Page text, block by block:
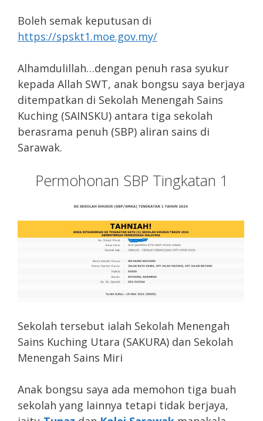
Boleh semak keputusan di
https://spskt1.moe.gov.my/
Alhamdulillah…dengan penuh rasa syukur
kepada Allah SWT, anak bongsu saya berjaya
ditempatkan di Sekolah Menengah Sains
Kuching (SAINSKU) antara tiga sekolah
berasrama penuh (SBP) aliran sains di
Sarawak.
Permohonan SBP Tingkatan 1
Sekolah tersebut ialah Sekolah Menengah
Sains Kuching Utara (SAKURA) dan Sekolah
Menengah Sains Miri
Anak bongsu saya ada memohon tiga buah
sekolah yang lainnya tetapi tidak berjaya,